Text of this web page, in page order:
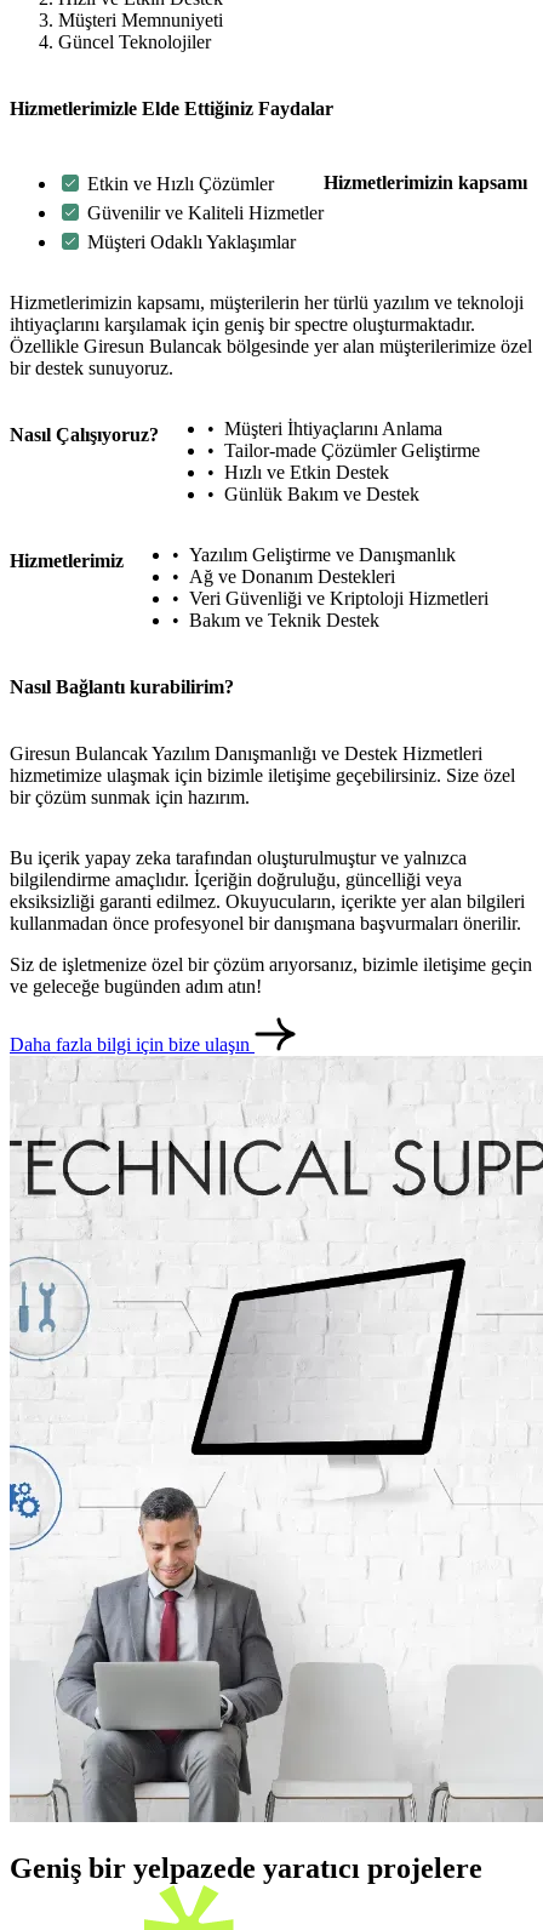
English
Müşteri Memnuniyeti
Güncel Teknolojiler
Hizmetlerimizle Elde Ettiğiniz Faydalar
Etkin ve Hızlı Çözümler
Güvenilir ve Kaliteli Hizmetler
Müşteri Odaklı Yaklaşımlar
Hizmetlerimizin kapsamı
Hizmetlerimizin kapsamı, müşterilerin her türlü yazılım ve teknoloji
ihtiyaçlarını karşılamak için geniş bir spectre oluşturmaktadır.
Özellikle Giresun Bulancak bölgesinde yer alan müşterilerimize özel
bir destek sunuyoruz.
Nasıl Çalışıyoruz?
Müşteri İhtiyaçlarını Anlama
Tailor-made Çözümler Geliştirme
Hızlı ve Etkin Destek
Günlük Bakım ve Destek
Hizmetlerimiz
Yazılım Geliştirme ve Danışmanlık
Ağ ve Donanım Destekleri
Veri Güvenliği ve Kriptoloji Hizmetleri
Bakım ve Teknik Destek
Nasıl Bağlantı kurabilirim?
Giresun Bulancak Yazılım Danışmanlığı ve Destek Hizmetleri
hizmetimize ulaşmak için bizimle iletişime geçebilirsiniz. Size özel
bir çözüm sunmak için hazırım.
Bu içerik yapay zeka tarafından oluşturulmuştur ve yalnızca
bilgilendirme amaçlıdır. İçeriğin doğruluğu, güncelliği veya
eksiksizliği garanti edilmez. Okuyucuların, içerikte yer alan bilgileri
kullanmadan önce profesyonel bir danışmana başvurmaları önerilir.
Siz de işletmenize özel bir çözüm arıyorsanız, bizimle iletişime geçin
ve geleceğe bugünden adım atın!
Daha fazla bilgi için bize ulaşın
Geniş bir yelpazede yaratıcı projelere